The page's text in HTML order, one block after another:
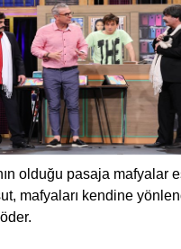
olduğu pasaja mafyalar
mafyaları kendine